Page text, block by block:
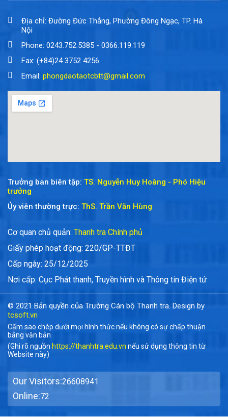
Địa chỉ: Đường Đức Thắng, Phường Đông Ngạc, TP. Hà
Nội
Phone: 0243.752.5385 - 0366.119.119
Fax: (+84)24 3752 4256
Email: phongdaotaotcbtt@gmail.com
Trưởng ban biên tập: TS. Nguyễn Huy Hoàng - Phó Hiệu
trưởng
Ủy viên thường trực: ThS. Trần Văn Hùng
Cơ quan chủ quản: Thanh tra Chính phủ
Giấy phép hoạt động: 220/GP-TTĐT
Cấp ngày: 25/12/2025
Nơi cấp: Cục Phát thanh, Truyền hình và Thông tin Điện tử
© 2021 Bản quyền của Trường Cán bộ Thanh tra. Design by
tcsoft.vn
Cấm sao chép dưới mọi hình thức nếu không có sự chấp thuận
bằng văn bản
(Ghi rõ nguồn https://thanhtra.edu.vn nếu sử dụng thông tin từ
Website này)
Our Visitors:26608941
Online:72